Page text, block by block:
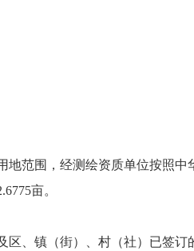
范围，经测绘资质单位按照中
亩。
镇（街）、村（社）已签订